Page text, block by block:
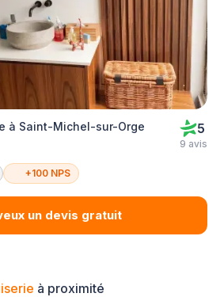
à Saint-Michel-sur-Orge 5
9 avis
+100 NPS
un devis gratuit
à proximité